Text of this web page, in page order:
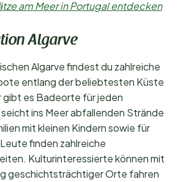
am Meer in Portugal entdecken
Algarve
Algarve findest du zahlreiche
entlang der beliebtesten Küste
gibt es Badeorte für jeden
ins Meer abfallenden Strände
mit kleinen Kindern sowie für
finden zahlreiche
Kulturinteressierte können mit
geschichtsträchtiger Orte fahren